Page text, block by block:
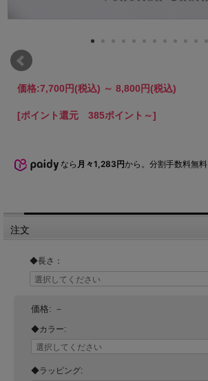
価格:7,700円(税込) ～ 8,800円(税込)
[ポイント還元 385ポイント～]
なら 月々1,283円から。分割手数料無料
注文
◆長さ：
価格: －
◆カラー:
◆ラッピング: